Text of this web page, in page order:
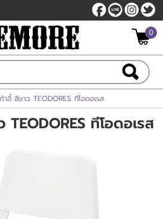
สมัครสมาชิก
( 0 )
0
าอี้ สีขาว TEODORES ทีโอดอเรส
TEODORES ทีโอดอเรส